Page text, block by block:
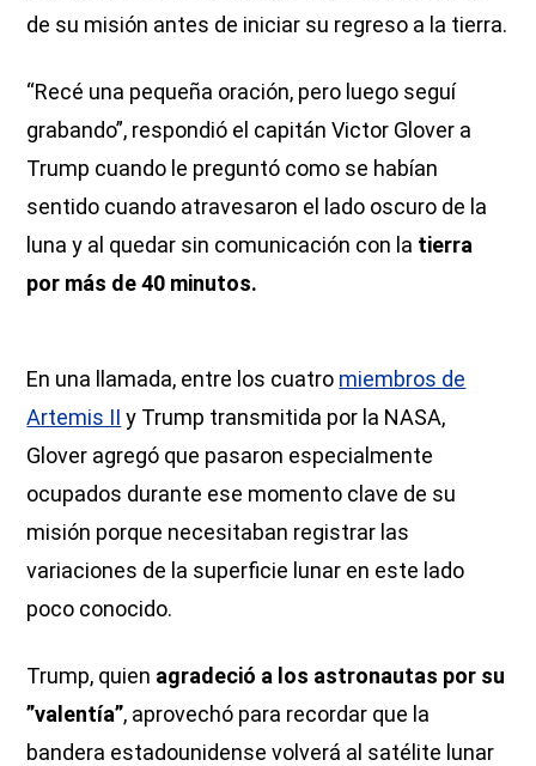
de su misión antes de iniciar su regreso a la tierra.
“Recé una pequeña oración, pero luego seguí
grabando”, respondió el capitán Victor Glover a
Trump cuando le preguntó como se habían
sentido cuando atravesaron el lado oscuro de la
luna y al quedar sin comunicación con la tierra
por más de 40 minutos.
En una llamada, entre los cuatro miembros de
Artemis II y Trump transmitida por la NASA,
Glover agregó que pasaron especialmente
ocupados durante ese momento clave de su
misión porque necesitaban registrar las
variaciones de la superficie lunar en este lado
poco conocido.
Trump, quien agradeció a los astronautas por su
”valentía”, aprovechó para recordar que la
bandera estadounidense volverá al satélite lunar